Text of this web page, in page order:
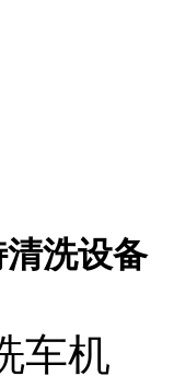
洗设备
车机